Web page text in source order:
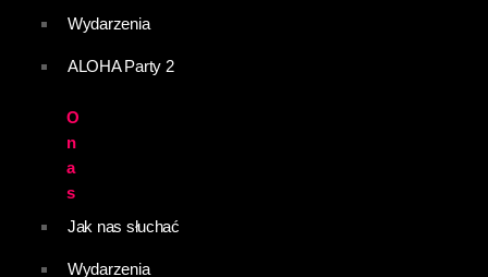
Wydarzenia
ALOHA Party 2
O
n
a
s
Jak nas słuchać
Wydarzenia